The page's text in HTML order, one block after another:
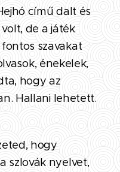
című dalt és
de a játék
szavakat
énekelek,
hogy az
Hallani lehetett.
hogy
szlovák nyelvet,